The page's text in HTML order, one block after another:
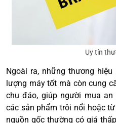
Uy tín
Ngoài ra, những thương
lượng máy tốt mà còn cung
chu đáo, giúp người mua
các sản phẩm trôi nổi hoặc
nguồn gốc thường có giá